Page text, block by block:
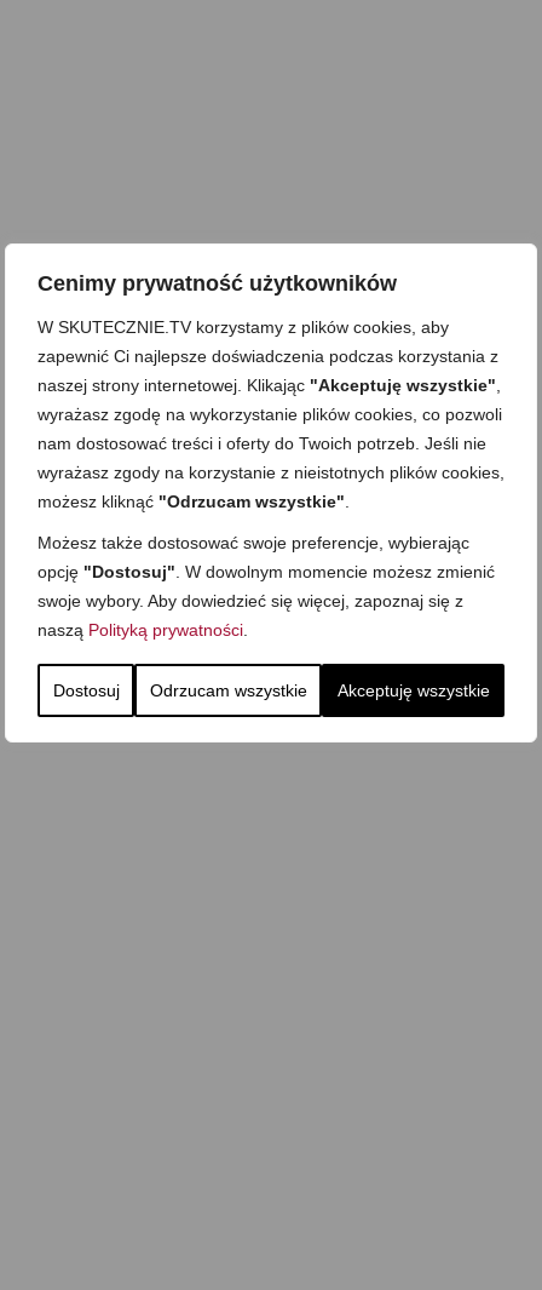
Cenimy prywatność użytkowników
W SKUTECZNIE.TV korzystamy z plików cookies, aby
zapewnić Ci najlepsze doświadczenia podczas korzystania z
naszej strony internetowej. Klikając "Akceptuję wszystkie"
wyrażasz zgodę na wykorzystanie plików cookies, co pozwoli
nam dostosować treści i oferty do Twoich potrzeb. Jeśli nie
wyrażasz zgody na korzystanie z nieistotnych plików cookies,
możesz kliknąć "Odrzucam wszystkie"
Możesz także dostosować swoje preferencje, wybierając
opcję "Dostosuj" . W dowolnym momencie możesz zmienić
swoje wybory. Aby dowiedzieć się więcej, zapoznaj się z
naszą Polityką prywatności
Dostosuj Odrzucam wszystkie Akceptuję wszystkie